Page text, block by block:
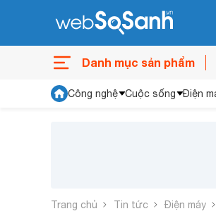
Danh mục sản phẩm
Công nghệ Cuộc sống Điện
Trang chủ Tin tức Điện máy